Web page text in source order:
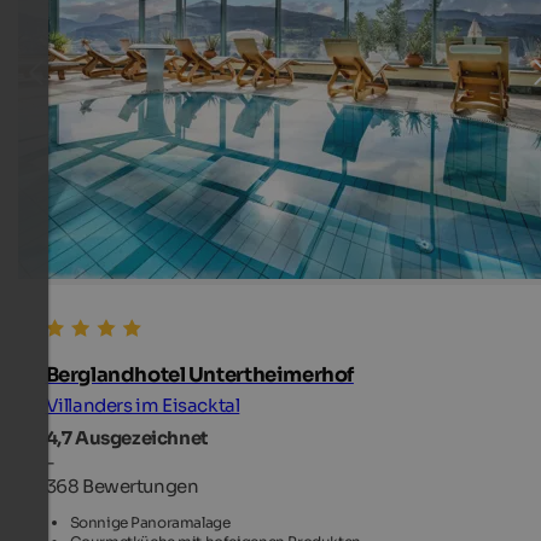
Berglandhotel Untertheimerhof
Villanders im Eisacktal
4,7Ausgezeichnet
-
368 Bewertungen
Sonnige Panoramalage